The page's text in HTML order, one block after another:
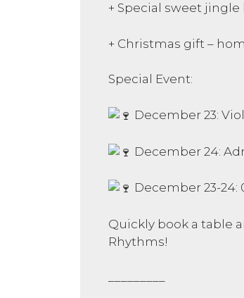
+ Special sweet
+ Christmas gift –
Special Event:
December 23:
December 24:
December 23-
Quickly book a table
Rhythms!